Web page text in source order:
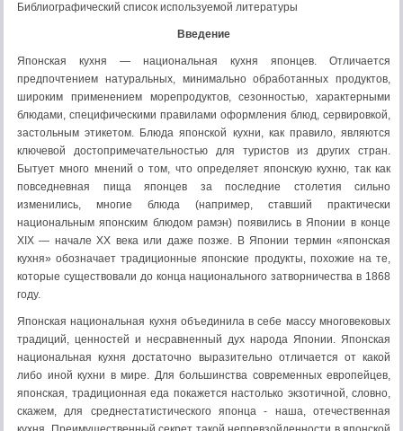
Библиографический список используемой литературы
Введение
Японская кухня — национальная кухня японцев. Отличается
предпочтением натуральных, минимально обработанных продуктов,
широким применением морепродуктов, сезонностью, характерными
блюдами, специфическими правилами оформления блюд, сервировкой,
застольным этикетом. Блюда японской кухни, как правило, являются
ключевой достопримечательностью для туристов из других стран.
Бытует много мнений о том, что определяет японскую кухню, так как
повседневная пища японцев за последние столетия сильно
изменились, многие блюда (например, ставший практически
национальным японским блюдом рамэн) появились в Японии в конце
XIX — начале XX века или даже позже. В Японии термин «японская
кухня» обозначает традиционные японские продукты, похожие на те,
которые существовали до конца национального затворничества в 1868
году.
Японская национальная кухня объединила в себе массу многовековых
традиций, ценностей и несравненный дух народа Японии. Японская
национальная кухня достаточно выразительно отличается от какой
либо иной кухни в мире. Для большинства современных европейцев,
японская, традиционная еда покажется настолько экзотичной, словно,
скажем, для среднестатистического японца - наша, отечественная